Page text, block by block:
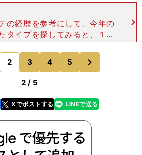
の経歴を参考にして、今年の
タイプを探してみると、１頭
び上がってきた。 アットザ
花賞３着のアットザシーサイ
ド。オー
のページへ
2 3 4 5
のページへ
2 / 5
Xでポストする
line LINEで送る